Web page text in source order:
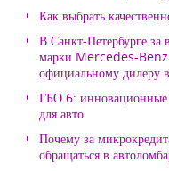
Как выбрать
В Санкт-Петербурге
марки Mercedes-Benz
официальному дилеру
ГБО 6: инновационные
для авто
Почему за
обращаться в